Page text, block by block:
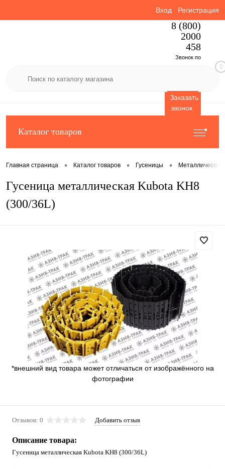
Вход Регистрация
8 (800)
2000
458
Звонок по
Заказать
звонок
0
Каталог товаров
Главная страница • Каталог товаров • Гусеницы • Металлические
Гусеница металлическая Kubota KH8
(300/36L)
*внешний вид товара может отличаться от изображённого на
фотографии
Отзывов: 0 Добавить отзыв
Описание товара:
Гусеница металлическая Kubota KH8 (300/36L)